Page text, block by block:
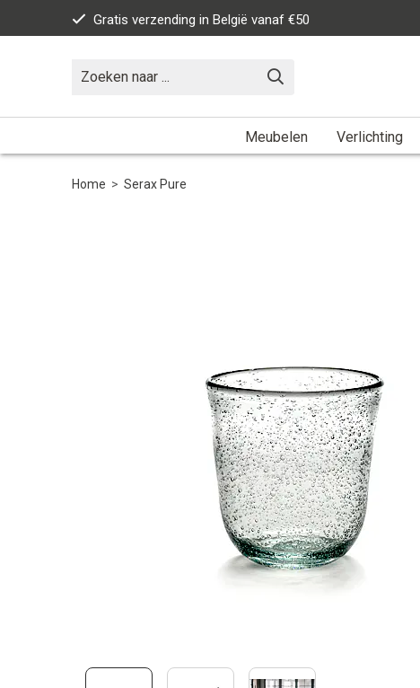
Gratis verzending in België vanaf €50
Meubelen Verlichting
Home > Serax Pure